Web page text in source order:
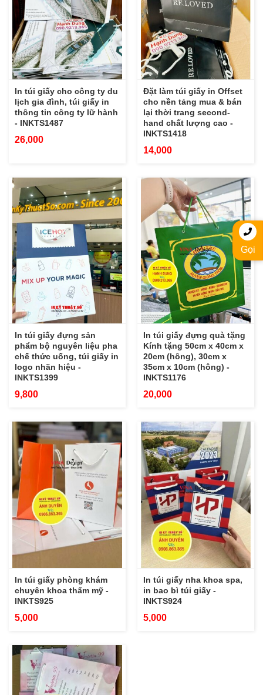
In túi giấy cho công ty du
lịch gia đình, túi giấy in
thông tin công ty lữ hành
- INKTS1487
26,000
Đặt làm túi giấy in Offset
cho nền tảng mua & bán
lại thời trang second-
hand chất lượng cao -
INKTS1418
14,000
In túi giấy đựng sản
phẩm bộ nguyên liệu pha
chế thức uống, túi giấy in
logo nhãn hiệu -
INKTS1399
9,800
In túi giấy đựng quà tặng
Kính tặng 50cm x 40cm x
20cm (hông), 30cm x
35cm x 10cm (hông) -
INKTS1176
20,000
In túi giấy phòng khám
chuyên khoa thẩm mỹ -
INKTS925
5,000
In túi giấy nha khoa spa,
in bao bì túi giấy -
INKTS924
5,000
Gọi